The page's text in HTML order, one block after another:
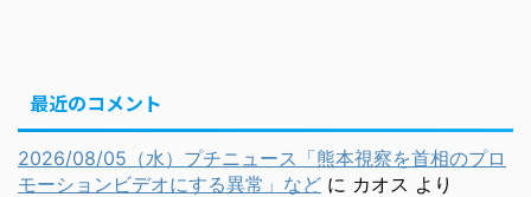
最近のコメント
2026/08/05（水）プチニュース「熊本視察を首相のプロ
モーションビデオにする異常」など に カオス より